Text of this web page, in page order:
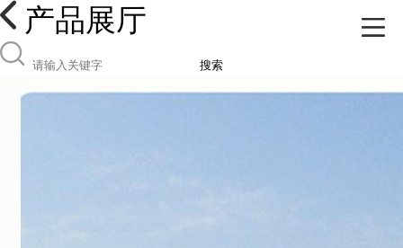
产品展厅
搜索